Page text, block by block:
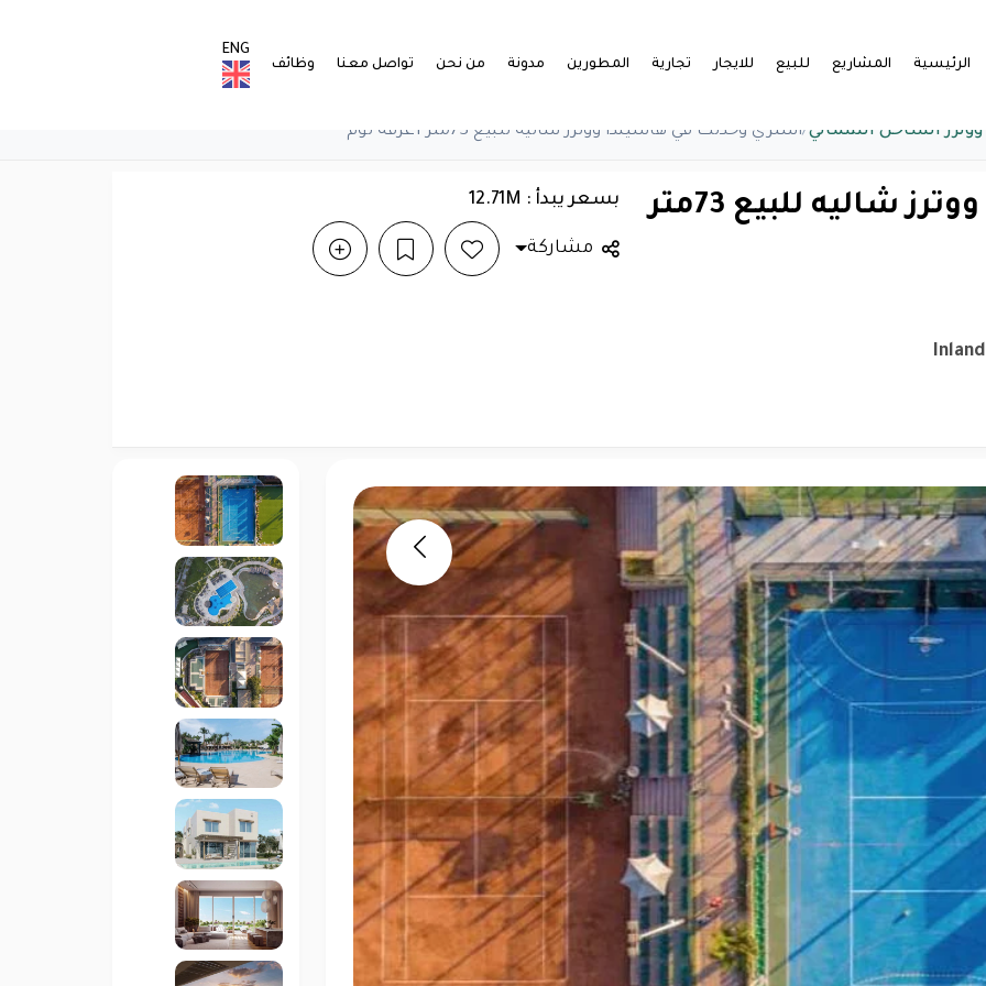
الرئيسية المشاريع للبيع للايجار تجارية المطورين مدونة من نحن تواصل معنا وظائف
ENG
الساحل الشمالي/اشتري وحدتك في هاسيندا ووترز شاليه للبيع 73متر 1غرفه نوم
اشتري وحدتك في هاسيندا ووترز شاليه للبيع 73متر
Inland
بسعر يبدأ : 12.71M
مشاركة
Previous